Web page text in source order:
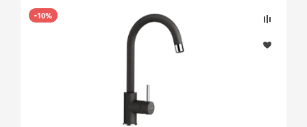
-10%